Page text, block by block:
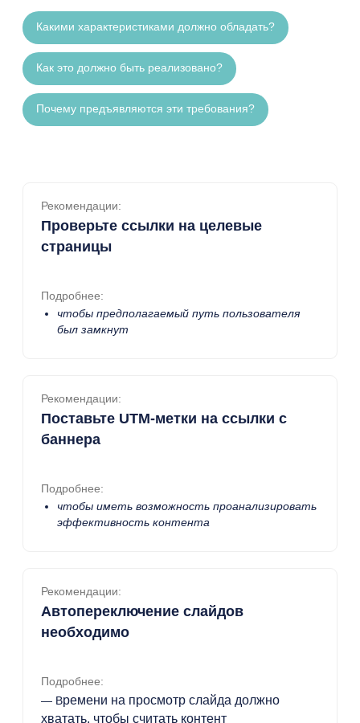
Какими характеристиками должно обладать?
Как это должно быть реализовано?
Почему предъявляются эти требования?
Рекомендации:
Проверьте ссылки на целевые
страницы
Подробнее:
чтобы предполагаемый путь пользователя
был замкнут
Рекомендации:
Поставьте UTM-метки на ссылки с
баннера
Подробнее:
чтобы иметь возможность проанализировать
эффективность контента
Рекомендации:
Автопереключение слайдов
необходимо
Подробнее:
— Времени на просмотр слайда должно
хватать, чтобы считать контент